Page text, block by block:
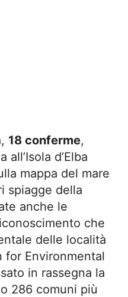
18 conferme,
d’Elba
mappa del mare
spiagge della
anche le
che
delle località
for Environmental
in rassegna la
286 comuni più